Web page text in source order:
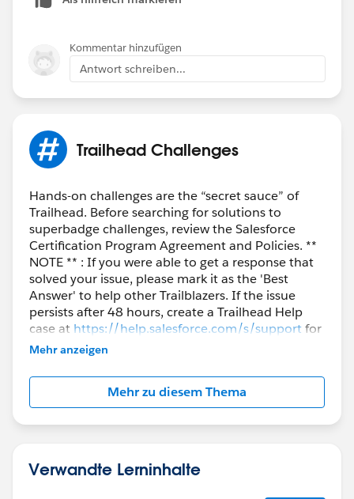
Kommentar hinzufügen
Antwort schreiben...
Trailhead Challenges
Hands-on challenges are the “secret sauce” of
Trailhead. Before searching for solutions to
superbadge challenges, review the Salesforce
Certification Program Agreement and Policies. **
NOTE ** : If you were able to get a response that
solved your issue, please mark it as the 'Best
Answer' to help other Trailblazers. If the issue
persists after 48 hours, create a Trailhead Help
case at https://help.salesforce.com/s/supportfor
further assistance.
Mehr anzeigen
Mehr zu diesem Thema
Verwandte Lerninhalte